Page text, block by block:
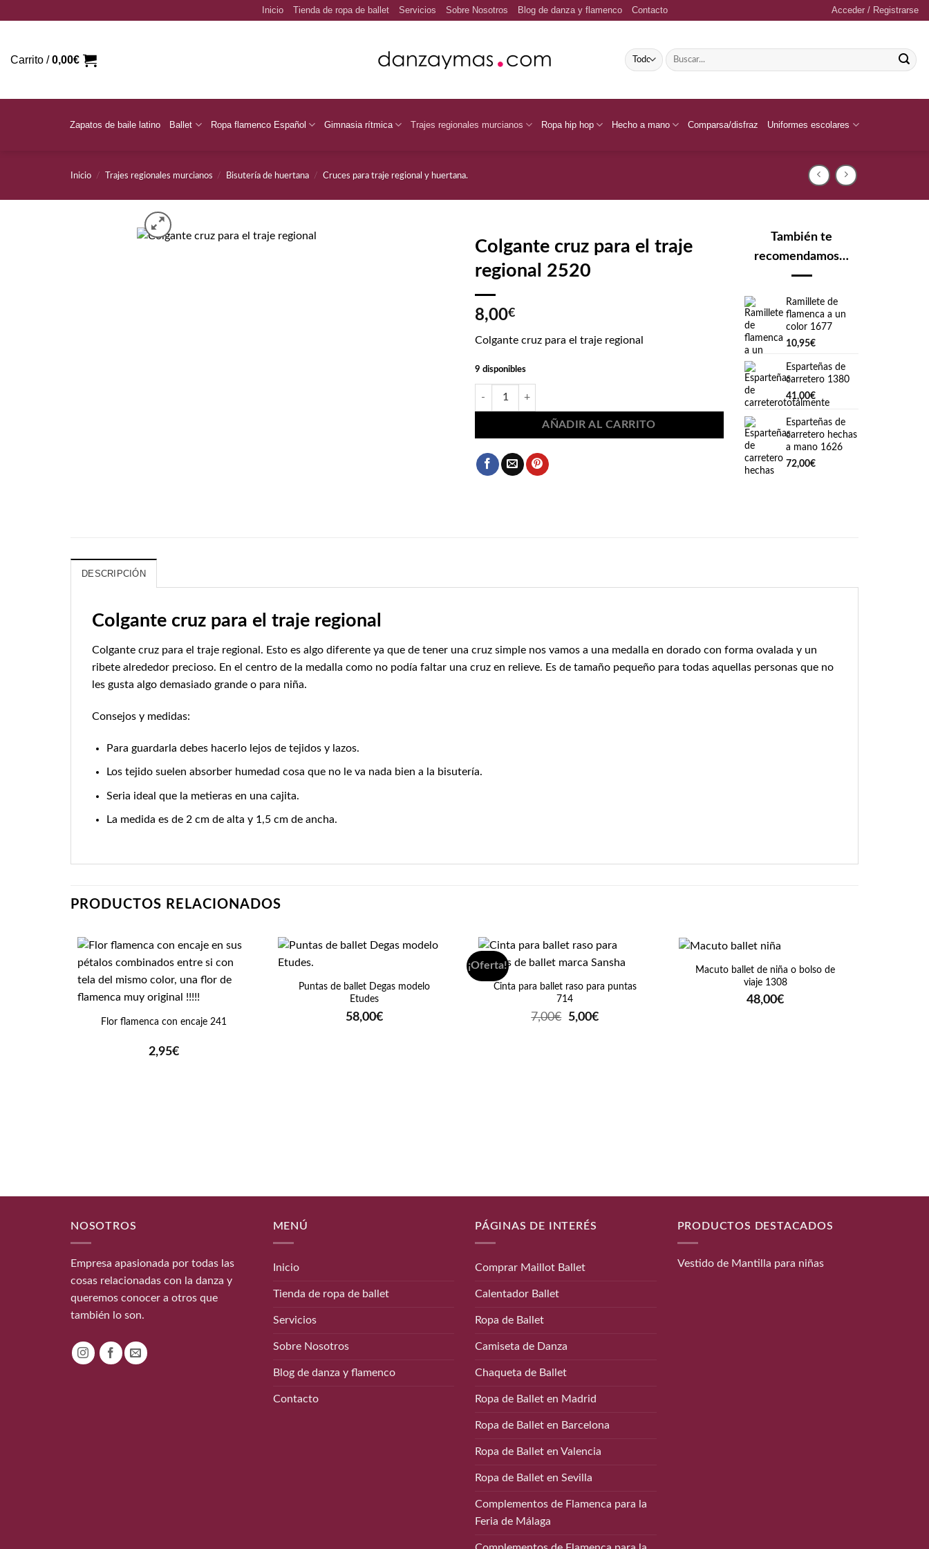
Inicio Tienda de ropa de ballet Servicios Sobre Nosotros Blog de danza y flamenco Contacto Acceder / Registrarse
Carrito /0,00€
Buscar
por:
Zapatos de baile latino Ballet Ropa flamenco Español Gimnasia rítmica Trajes regionales murcianos Ropa hip hop Hecho a mano Comparsa/disfraz Uniformes escolares
Inicio / Trajes regionales murcianos / Bisutería de huertana / Cruces para traje regional y huertana.
Colgante cruz para el traje
regional 2520
8,00€
Colgante cruz para el traje regional
9 disponibles
Colgante cruz para el traje regional 2520 cantidad
AÑADIR AL CARRITO
También te
recomendamos…
Ramillete de
flamenca a un
color 1677
10,95€
Esparteñas de
carretero 1380
41,00€
Esparteñas de
carretero hechas
a mano 1626
72,00€
DESCRIPCIÓN
Colgante cruz para el traje regional
Colgante cruz para el traje regional. Esto es algo diferente ya que de tener una cruz simple nos vamos a una medalla en dorado con forma ovalada y un
ribete alrededor precioso. En el centro de la medalla como no podía faltar una cruz en relieve. Es de tamaño pequeño para todas aquellas personas que no
les gusta algo demasiado grande o para niña.
Consejos y medidas:
Para guardarla debes hacerlo lejos de tejidos y lazos.
Los tejido suelen absorber humedad cosa que no le va nada bien a la bisutería.
Seria ideal que la metieras en una cajita.
La medida es de 2 cm de alta y 1,5 cm de ancha.
PRODUCTOS RELACIONADOS
Flor flamenca con encaje 241
2,95€
Puntas de ballet Degas modelo
Etudes
58,00€
¡Oferta!
Cinta para ballet raso para puntas
714
7,00€ El
5,00€El
+
Macuto ballet de niña o bolso de
viaje 1308
48,00€
NOSOTROS
Empresa apasionada por todas las
cosas relacionadas con la danza y
queremos conocer a otros que
también lo son.
MENÚ
Inicio
Tienda de ropa de ballet
Servicios
Sobre Nosotros
Blog de danza y flamenco
Contacto
PÁGINAS DE INTERÉS
Comprar Maillot Ballet
Calentador Ballet
Ropa de Ballet
Camiseta de Danza
Chaqueta de Ballet
Ropa de Ballet en Madrid
Ropa de Ballet en Barcelona
Ropa de Ballet en Valencia
Ropa de Ballet en Sevilla
Complementos de Flamenca para la
Feria de Málaga
PRODUCTOS DESTACADOS
Vestido de Mantilla para niñas